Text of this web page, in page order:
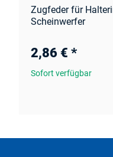
Zugfeder für
Scheinwerfer
2,86 € *
Sofort verfügbar